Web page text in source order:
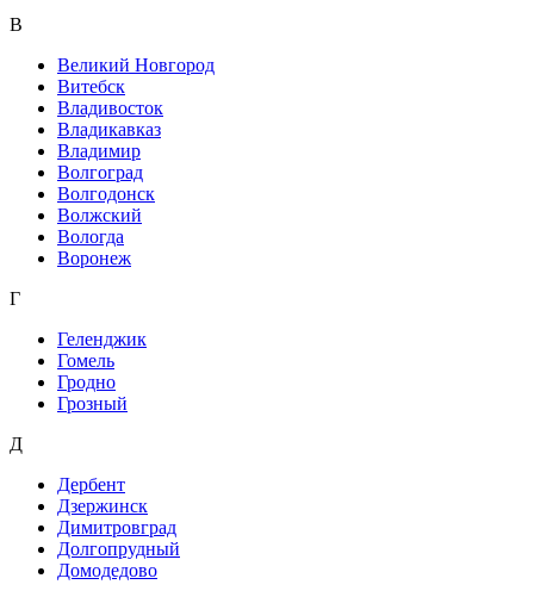
В
Великий Новгород
Витебск
Владивосток
Владикавказ
Владимир
Волгоград
Волгодонск
Волжский
Вологда
Воронеж
Г
Геленджик
Гомель
Гродно
Грозный
Д
Дербент
Дзержинск
Димитровград
Долгопрудный
Домодедово